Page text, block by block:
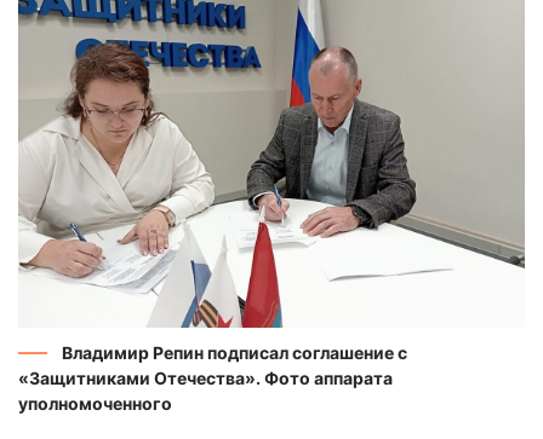
Владимир Репин подписал соглашение с
«Защитниками Отечества». Фото аппарата
уполномоченного